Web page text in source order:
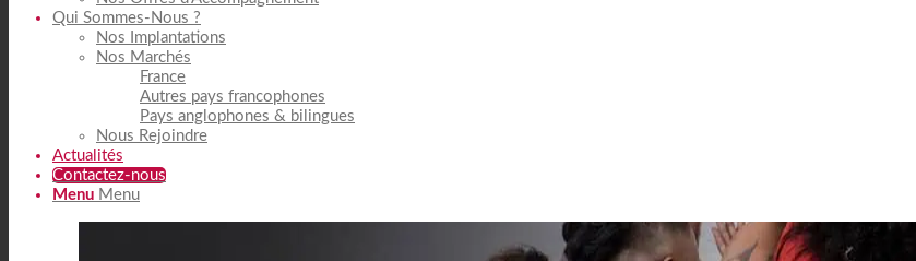
Qui Sommes-Nous ?
Nos Implantations
Nos Marchés
France
Autres pays francophones
Pays anglophones & bilingues
Nous Rejoindre
Actualités
Contactez-nous
Menu Menu